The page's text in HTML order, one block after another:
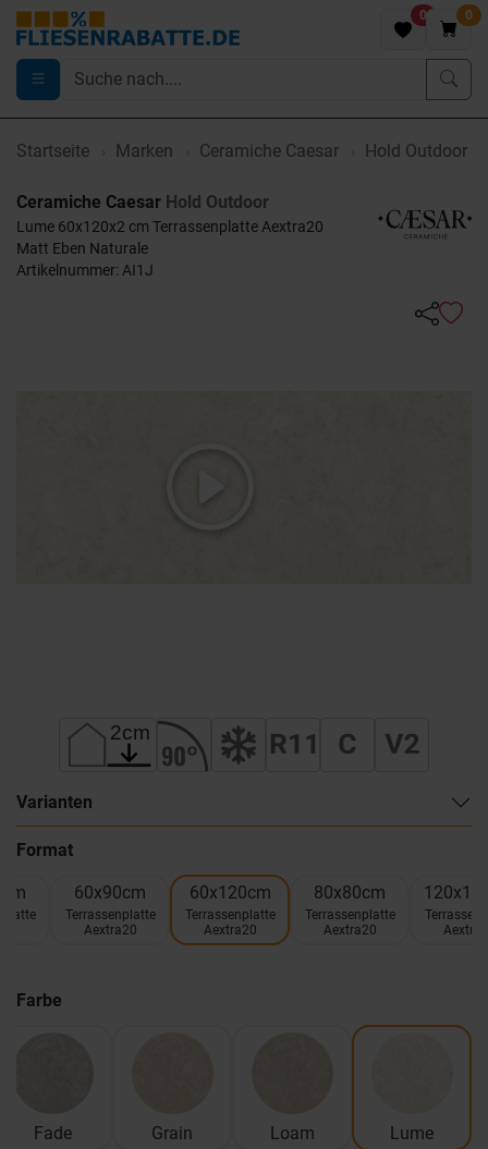
0 0
Startseite Marken Ceramiche Caesar Hold Outdoor
Ceramiche Caesar Hold Outdoor
Lume 60x120x2 cm Terrassenplatte Aextra20
Matt Eben Naturale
Artikelnummer: AI1J
Varianten
Format
60x90cm
Terrassenplatte
Aextra20
60x120cm
Terrassenplatte
Aextra20
80x80cm
Terrassenplatte
Aextra20
Farbe
Fade Grain Loam Lume